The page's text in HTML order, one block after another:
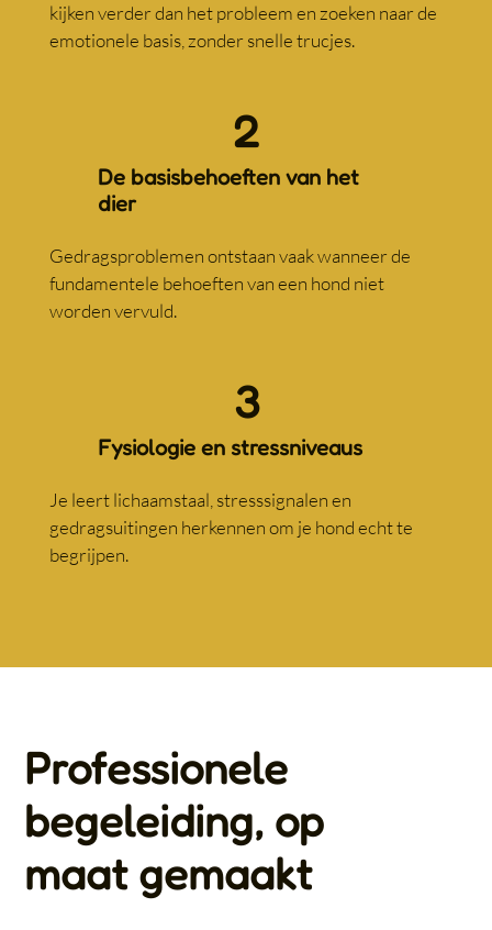
kijken verder dan het probleem en zoeken naar de
emotionele basis, zonder snelle trucjes.
2
De basisbehoeften van het
dier
Gedragsproblemen ontstaan vaak wanneer de
fundamentele behoeften van een hond niet
worden vervuld.
3
Fysiologie en stressniveaus
Je leert lichaamstaal, stresssignalen en
gedragsuitingen herkennen om je hond echt te
begrijpen.
Professionele
begeleiding, op
maat gemaakt